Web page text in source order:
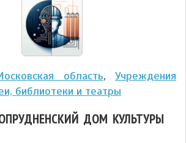
область,Учреждения
библиотеки и театры
ДОМ КУЛЬТУРЫ